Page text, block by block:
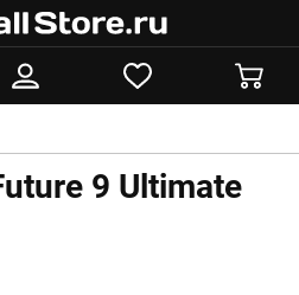
9 Ultimate